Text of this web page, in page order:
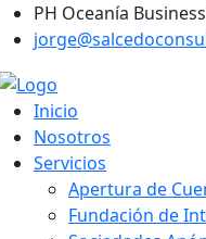
PH Oceanía
Inicio
Nosotros
Servicios
Apertura de
Fundación de